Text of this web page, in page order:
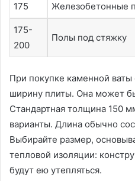
175 Железобетонные
175-
200
Полы под стяжку
При покупке каменной
ширину плиты. Она может
Стандартная толщина 150
варианты. Длина обычно
Выбирайте размер,
тепловой изоляции:
будут ею утепляться.